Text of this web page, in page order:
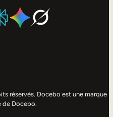
réservés. Docebo est une marque
de Docebo.